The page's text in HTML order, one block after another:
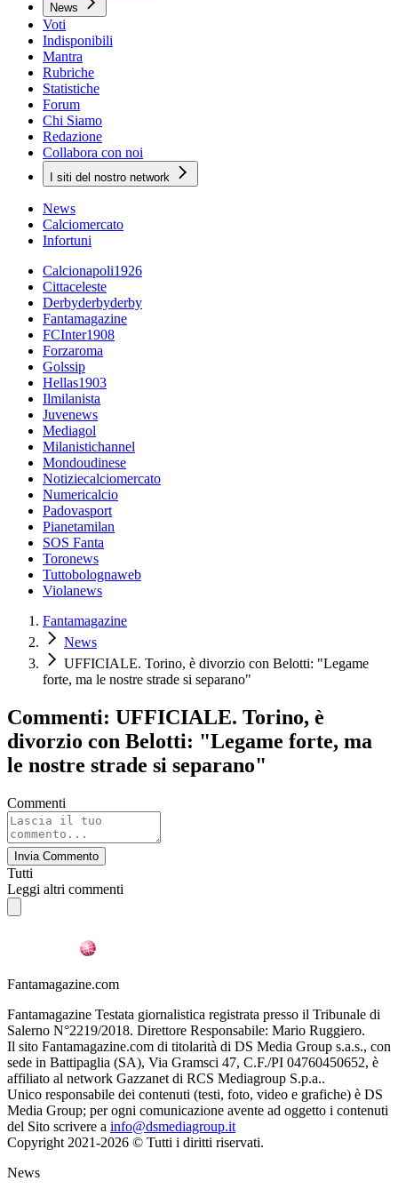
News
Voti
Indisponibili
Mantra
Rubriche
Statistiche
Forum
Chi Siamo
Redazione
Collabora con noi
I siti del nostro network
News
Calciomercato
Infortuni
Calcionapoli1926
Cittaceleste
Derbyderbyderby
Fantamagazine
FCInter1908
Forzaroma
Golssip
Hellas1903
Ilmilanista
Juvenews
Mediagol
Milanistichannel
Mondoudinese
Notiziecalciomercato
Numericalcio
Padovasport
Pianetamilan
SOS Fanta
Toronews
Tuttobolognaweb
Violanews
Fantamagazine
News
UFFICIALE. Torino, è divorzio con Belotti: "Legame
forte, ma le nostre strade si separano"
Commenti: UFFICIALE. Torino, è
divorzio con Belotti: "Legame forte, ma
le nostre strade si separano"
Commenti
Invia Commento
Tutti
Leggi altri commenti
Fantamagazine.com
Fantamagazine Testata giornalistica registrata presso il Tribunale di
Salerno N°2219/2018. Direttore Responsabile: Mario Ruggiero.
Il sito Fantamagazine.com di titolarità di DS Media Group s.a.s., con
sede in Battipaglia (SA), Via Gramsci 47, C.F./PI 04760450652, è
affiliato al network Gazzanet di RCS Mediagroup S.p.a..
Unico responsabile dei contenuti (testi, foto, video e grafiche) è DS
Media Group; per ogni comunicazione avente ad oggetto i contenuti
del Sito scrivere a info@dsmediagroup.it
Copyright 2021-2026 © Tutti i diritti riservati.
News